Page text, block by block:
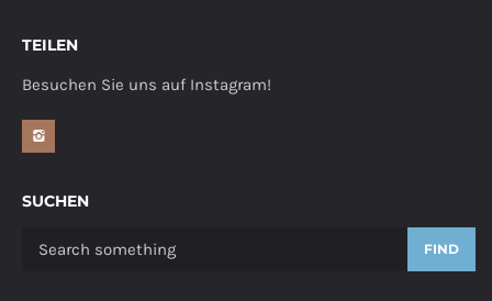
TEILEN
Besuchen Sie uns auf Instagram!
SUCHEN
FIND